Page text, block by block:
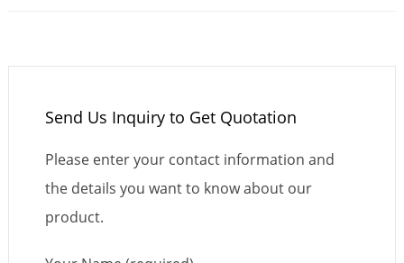
Send Us Inquiry to Get Quotation
Please enter your contact information and
the details you want to know about our
product.